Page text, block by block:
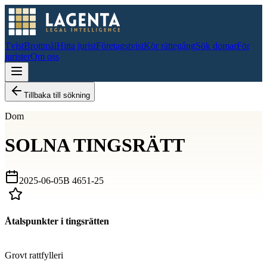
TvistBrottmålHitta juristFöretagstvistKör rättegångSök domarFör
juristerOm oss
Tillbaka till sökning
Dom
SOLNA TINGSRÄTT
2025-06-05B 4651-25
Åtalspunkter i tingsrätten
Grovt rattfylleri